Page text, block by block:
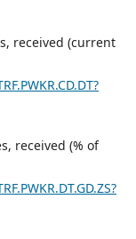
received (current
received (% of